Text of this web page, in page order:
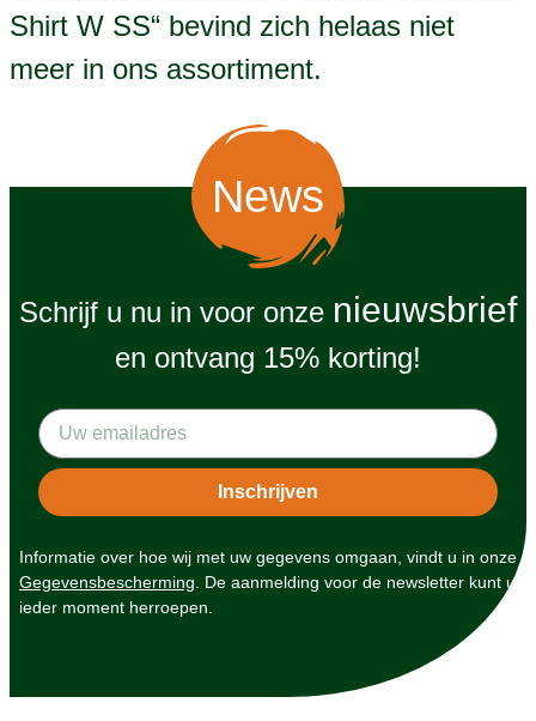
Shirt W SS“ bevind zich helaas niet
meer in ons assortiment.
News
Schrijf u nu in voor onze nieuwsbrief
en ontvang 15% korting!
Informatie over hoe wij met uw gegevens omgaan, vindt u in onze
Gegevensbescherming . De aanmelding voor de newsletter kunt u
ieder moment herroepen.